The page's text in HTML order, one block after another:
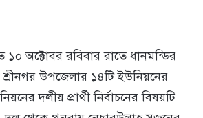
অক্টোবর রবিবার রাতে ধানমন্ডির
শ্রীনগর উপজেলার ১৪টি ইউনিয়নের
দলীয় প্রার্থী নির্বাচনের বিষয়টি